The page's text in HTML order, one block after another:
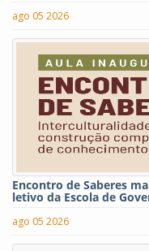
ago 05 2026
Encontro de Saberes
letivo da Escola de
ago 05 2026